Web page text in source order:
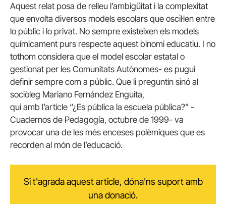
Aquest relat posa de relleu l’ambigüitat i la complexitat
que envolta diversos models escolars que oscil·len entre
lo públic i lo privat. No sempre existeixen els models
químicament purs respecte aquest binomi educatiu. I no
tothom considera que el model escolar estatal o
gestionat per les Comunitats Autònomes- es pugui
definir sempre com a públic. Que li preguntin sinó al
sociòleg Mariano Fernández Enguita,
qui amb l’article “¿Es pública la escuela pública?” -
Cuadernos de Pedagogía, octubre de 1999- va
provocar una de les més enceses polèmiques que es
recorden al món de l’educació.
Si t'agrada aquest article, dóna'ns suport amb
una donació.